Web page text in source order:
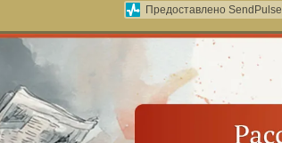
Предоставлено SendPulse